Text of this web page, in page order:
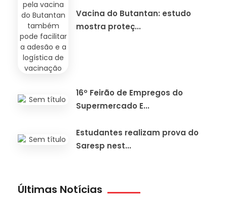
Vacina do Butantan: estudo
mostra proteç...
16º Feirão de Empregos do
Supermercado E...
Estudantes realizam prova do
Saresp nest...
Últimas Notícias